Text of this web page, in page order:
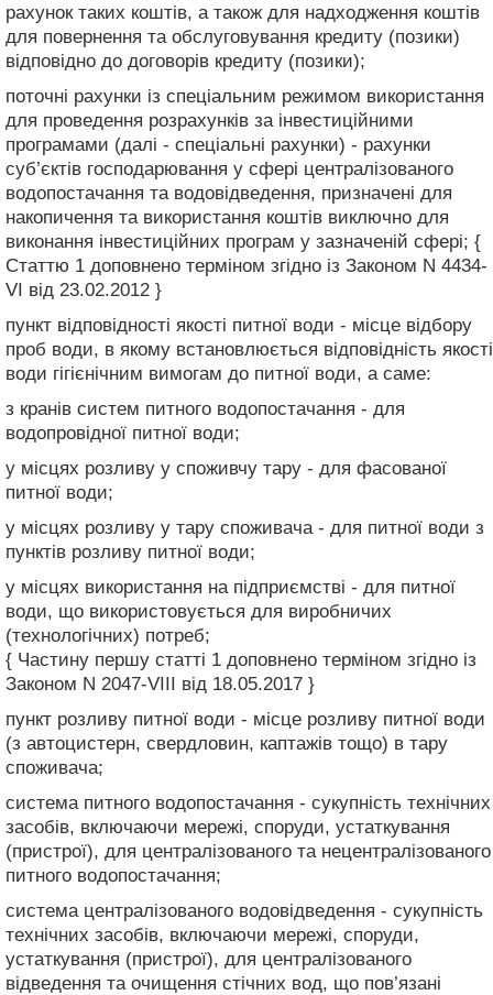
рахунок таких коштів, а також для надходження коштів
для повернення та обслуговування кредиту (позики)
відповідно до договорів кредиту (позики);
поточні рахунки із спеціальним режимом використання
для проведення розрахунків за інвестиційними
програмами (далі - спеціальні рахунки) - рахунки
суб’єктів господарювання у сфері централізованого
водопостачання та водовідведення, призначені для
накопичення та використання коштів виключно для
виконання інвестиційних програм у зазначеній сфері; {
Статтю 1 доповнено терміном згідно із Законом N 4434-
VI від 23.02.2012 }
пункт відповідності якості питної води - місце відбору
проб води, в якому встановлюється відповідність якості
води гігієнічним вимогам до питної води, а саме:
з кранів систем питного водопостачання - для
водопровідної питної води;
у місцях розливу у споживчу тару - для фасованої
питної води;
у місцях розливу у тару споживача - для питної води з
пунктів розливу питної води;
у місцях використання на підприємстві - для питної
води, що використовується для виробничих
(технологічних) потреб;
{ Частину першу статті 1 доповнено терміном згідно із
Законом N 2047-VIII від 18.05.2017 }
пункт розливу питної води - місце розливу питної води
(з автоцистерн, свердловин, каптажів тощо) в тару
споживача;
система питного водопостачання - сукупність технічних
засобів, включаючи мережі, споруди, устаткування
(пристрої), для централізованого та нецентралізованого
питного водопостачання;
система централізованого водовідведення - сукупність
технічних засобів, включаючи мережі, споруди,
устаткування (пристрої), для централізованого
відведення та очищення стічних вод, що пов’язані